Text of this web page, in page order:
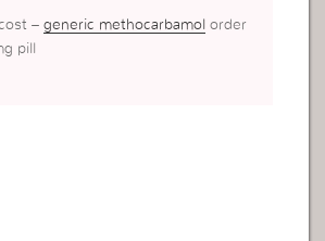
–generic methocarbamol order
pill